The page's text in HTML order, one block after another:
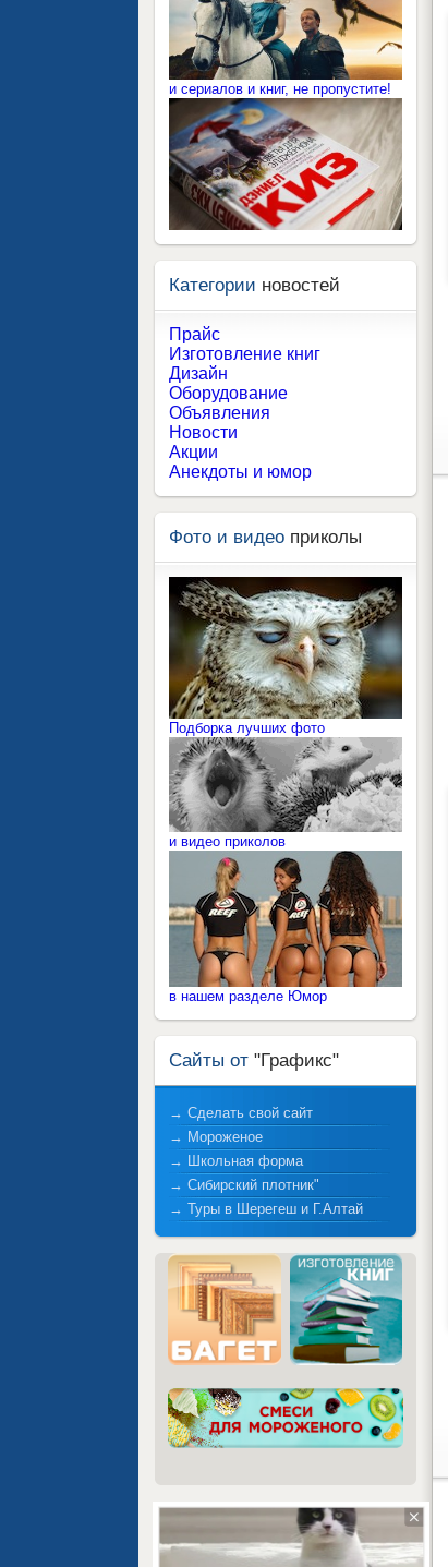
и сериалов и книг, не пропустите!
Категории новостей
Прайс
Изготовление книг
Дизайн
Оборудование
Объявления
Новости
Акции
Анекдоты и юмор
Фото и видео приколы
Подборка лучших фото
и видео приколов
в нашем разделе Юмор
Сайты от "Графикс"
→ Сделать свой сайт
→ Мороженое
→ Школьная форма
→ Сибирский плотник"
→ Туры в Шерегеш и Г.Алтай